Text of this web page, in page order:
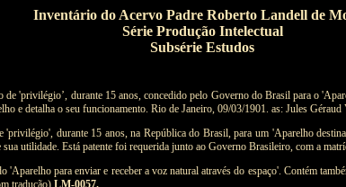
Inventário do Acervo Padre Roberto Landell de
Série Produção Intelectual
Subsérie Estudos
'privilégio’, durante 15 anos, concedido pelo Governo do Brasil para o
e detalha o seu funcionamento. Rio de Janeiro, 09/03/1901. as: Jules
durante 15 anos, na República do Brasil, para um 'Aparelho
utilidade. Está patente foi requerida junto ao Governo Brasileiro, com a
para enviar e receber a voz natural através do espaço'. Contém